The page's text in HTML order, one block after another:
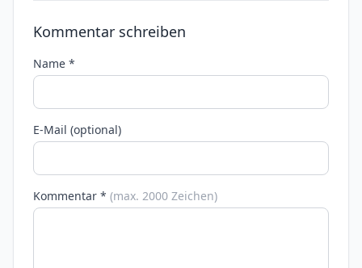
Kommentar schreiben
Name *
E-Mail (optional)
Kommentar * (max. 2000 Zeichen)